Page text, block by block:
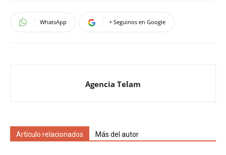
WhatsApp + Seguinos en Google
Agencia Telam
Artículo relacionados Más del autor